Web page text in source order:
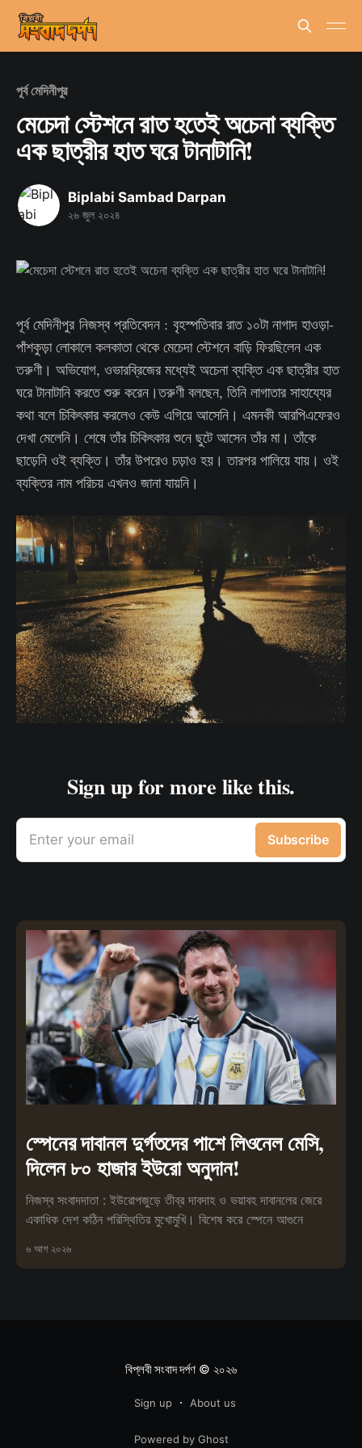
পূর্ব মেদিনীপুর
মেচেদা স্টেশনে রাত হতেই অচেনা ব্যক্তি
এক ছাত্রীর হাত ঘরে টানাটানি!
Biplabi Sambad Darpan
২৬ জুল ২০২৪
পূর্ব মেদিনীপুর নিজস্ব প্রতিবেদন : বৃহস্পতিবার রাত ১০টা নাগাদ হাওড়া-
পাঁশকুড়া লোকালে কলকাতা থেকে মেচেদা স্টেশনে বাড়ি ফিরছিলেন এক
তরুণী। অভিযোগ, ওভারব্রিজের মধ্যেই অচেনা ব্যক্তি এক ছাত্রীর হাত
ঘরে টানাটানি করতে শুরু করেন।তরুণী বলছেন, তিনি লাগাতার সাহায্যের
কথা বলে চিকিৎকার করলেও কেউ এগিয়ে আসেনি। এমনকী আরপিএফেরও
দেখা মেলেনি। শেষে তাঁর চিকিৎকার শুনে ছুটে আসেন তাঁর মা। তাঁকে
ছাড়েনি ওই ব্যক্তি। তাঁর উপরেও চড়াও হয়। তারপর পালিয়ে যায়। ওই
ব্যক্তির নাম পরিচয় এখনও জানা যায়নি।
Sign up for more like this.
Enter your email Subscribe
স্পেনের দাবানল দুর্গতদের পাশে লিওনেল মেসি,
দিলেন ৮০ হাজার ইউরো অনুদান!
নিজস্ব সংবাদদাতা : ইউরোপজুড়ে তীব্র দাবদাহ ও ভয়াবহ দাবানলের জেরে
একাধিক দেশ কঠিন পরিস্থিতির মুখোমুখি। বিশেষ করে স্পেনে আগুনে
৬ আগ ২০২৬
বিপ্লবী সংবাদ দর্পণ© ২০২৬
Sign up About us
Powered by Ghost